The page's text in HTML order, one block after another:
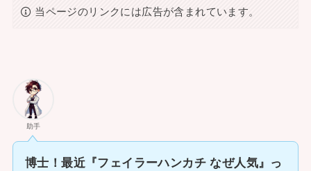
当ページのリンクには広告が含まれています。
助手
博士！最近『フェイラーハンカチ なぜ人気』っ